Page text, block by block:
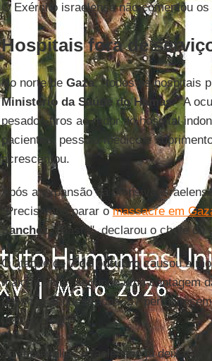
O Exército israelense não comentou
Hospitais fora de
No norte de Gaza, "todos os hospitais
Ministério da Saúde do Hamas. "A
pesados ​​tiros ao redor do hospital
pacientes, pessoal médico e
acrescentou.
Após a expansão da ofensiva
"Precisamos parar omassacre em
Sanchez. "Basta", declarou o chefe da
O ataque de7 de outubrocausou a
maioria civis, segundo uma contagem
pessoas sequestradas, 57
pelo exército.
As represálias israelenses já